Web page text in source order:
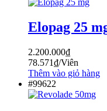
Elopag 25
2.200.000₫
78.571₫/Viên
Thêm vào giỏ hàng
#99622